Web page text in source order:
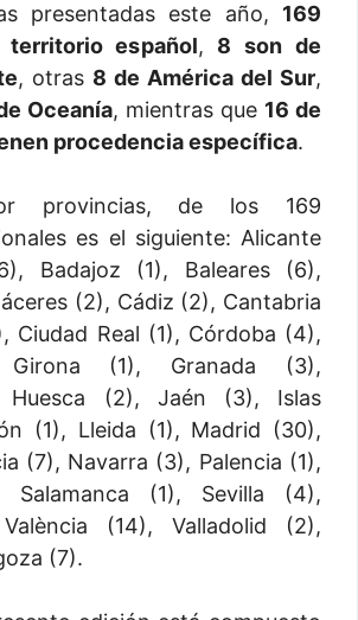
presentadas este año, 169
territorio español, 8 son de
, otras 8 de América del Sur,
Oceanía, mientras que 16 de
procedencia específica.
provincias, de los 169
es el siguiente: Alicante
Badajoz (1), Baleares (6),
(2), Cádiz (2), Cantabria
Ciudad Real (1), Córdoba (4),
Girona (1), Granada (3),
Huesca (2), Jaén (3), Islas
(1), Lleida (1), Madrid (30),
(7), Navarra (3), Palencia (1),
Salamanca (1), Sevilla (4),
(14), Valladolid (2),
(7).